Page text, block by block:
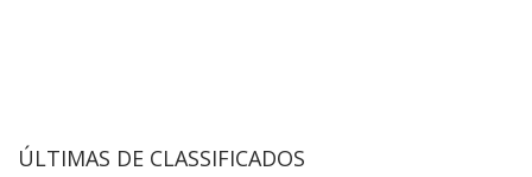
ÚLTIMAS DE CLASSIFICADOS